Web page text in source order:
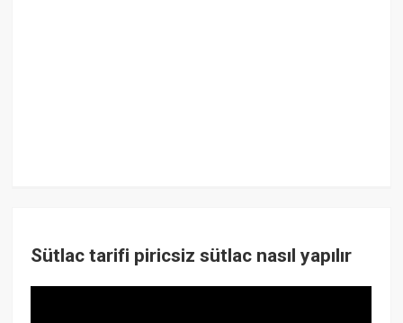
Sütlac tarifi piricsiz sütlac nasıl yapılır